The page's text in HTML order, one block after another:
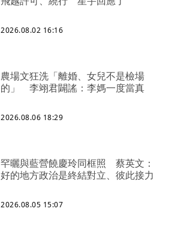
2026.08.02 16:16
農場文狂洗「離婚、女兒不是檢場
的」 李翊君闢謠：李媽一度當真
2026.08.06 18:29
罕曬與藍營饒慶玲同框照 蔡英文：
好的地方政治是終結對立、彼此接力
2026.08.05 15:07